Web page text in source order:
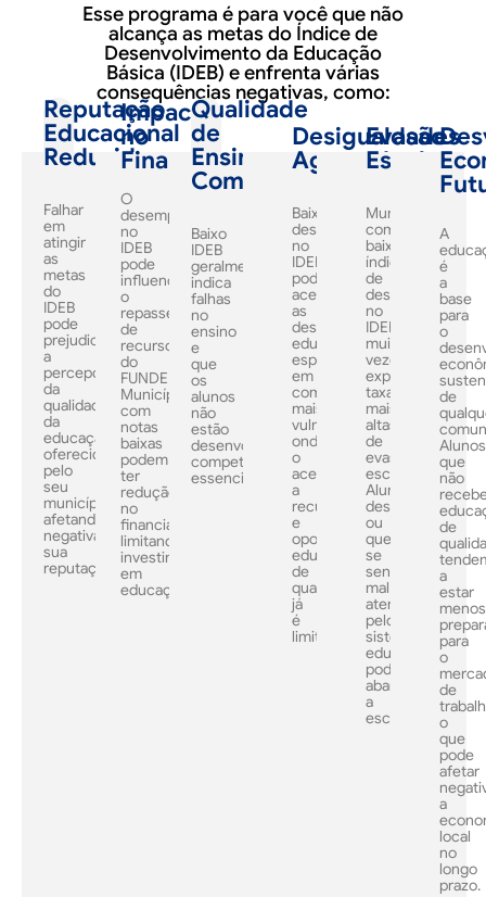
Esse programa é para você que não
alcança as metas do Índice de
Desenvolvimento da Educação
Básica (IDEB) e enfrenta várias
consequências negativas, como:
Reputação
Educacional
Reduzida
Falhar
em
atingir
as
metas
do
IDEB
pode
prejudicar
a
percepção
da
qualidade
da
educação
oferecida
pelo
seu
município,
afetando
negativamente
sua
reputação.
Impacto
no
Financiamento
O
desempenho
no
IDEB
pode
influenciar
o
repasse
de
recursos
do
FUNDEB.
Municípios
com
notas
baixas
podem
ter
redução
no
financiamento,
limitando
investimentos
em
educação.
Qualidade
de
Ensino
Comprometida
Baixo
IDEB
geralmente
indica
falhas
no
ensino
e
que
os
alunos
não
estão
desenvolvendo
competências
essenciais.
Desigualdades
Agravadas
Baixo
desempenho
no
IDEB
pode
acentuar
as
desigualdades
educacionais,
especialmente
em
comunidades
mais
vulneráveis,
onde
o
acesso
a
recursos
e
oportunidades
educacionais
de
qualidade
já
é
limitado.
Evasão
Escolar
Municípios
com
baixos
índices
de
desempenho
no
IDEB
muitas
vezes
experimentam
taxas
mais
altas
de
evasão
escolar.
Alunos
desmotivados
ou
que
se
sentem
mal
atendidos
pelo
sistema
educacional
podem
abandonar
a
escola.
A
é
a
base
para
o
de
Alunos
que
não
de
a
estar
menos
para
o
de
o
que
pode
afetar
a
local
no
longo
prazo.